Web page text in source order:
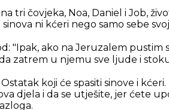
tri čovjeka, Noa, Daniel i Job,
ni kćeri nego samo sebe
"Ipak, ako na Jeruzalem pustim
zatrem u njemu sve ljude i
koji će spasiti sinove i kćeri.
djela i da se utješite, jer ćete